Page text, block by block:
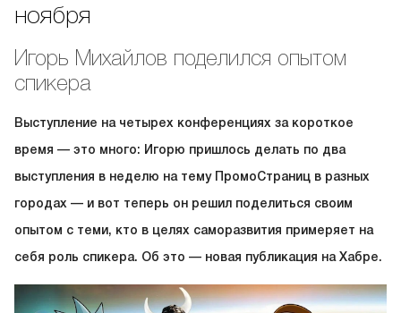
ноября
Игорь Михайлов поделился опытом
спикера
Выступление на четырех конференциях за короткое
время — это много: Игорю пришлось делать по два
выступления в неделю на тему ПромоСтраниц в разных
городах — и вот теперь он решил поделиться своим
опытом с теми, кто в целях саморазвития примеряет на
себя роль спикера. Об это — новая публикация на Хабре.